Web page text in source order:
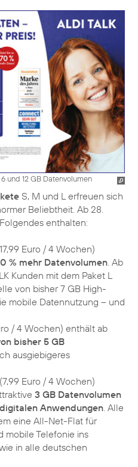
und 12 GB Datenvolumen
S, M und L erfreuen sich
Beliebtheit. Ab 28.
enthalten:
Euro / 4 Wochen)
% mehr Datenvolumen . Ab
Kunden mit dem Paket L
von bisher 7 GB High-
mobile Datennutzung – und
/ 4 Wochen) enthält ab
bisher 5 GB
ausgiebigeres
(7,99 Euro / 4 Wochen)
3 GB Datenvolumen
Anwendungen . Alle
eine All-Net-Flat für
mobile Telefonie ins
in alle deutschen